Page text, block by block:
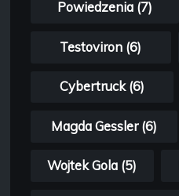
Powiedzenia (7)
Testoviron (6)
Cybertruck (6)
Magda Gessler (6)
Wojtek Gola (5)